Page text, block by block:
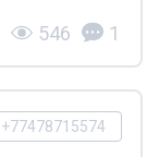
546 1
+77478715574